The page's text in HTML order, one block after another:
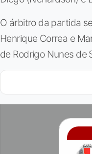
O árbitro da partida
Henrique Correa e
de Rodrigo Nunes de